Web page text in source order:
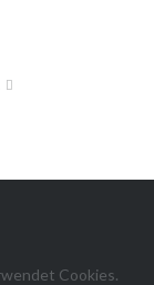
Cookies.